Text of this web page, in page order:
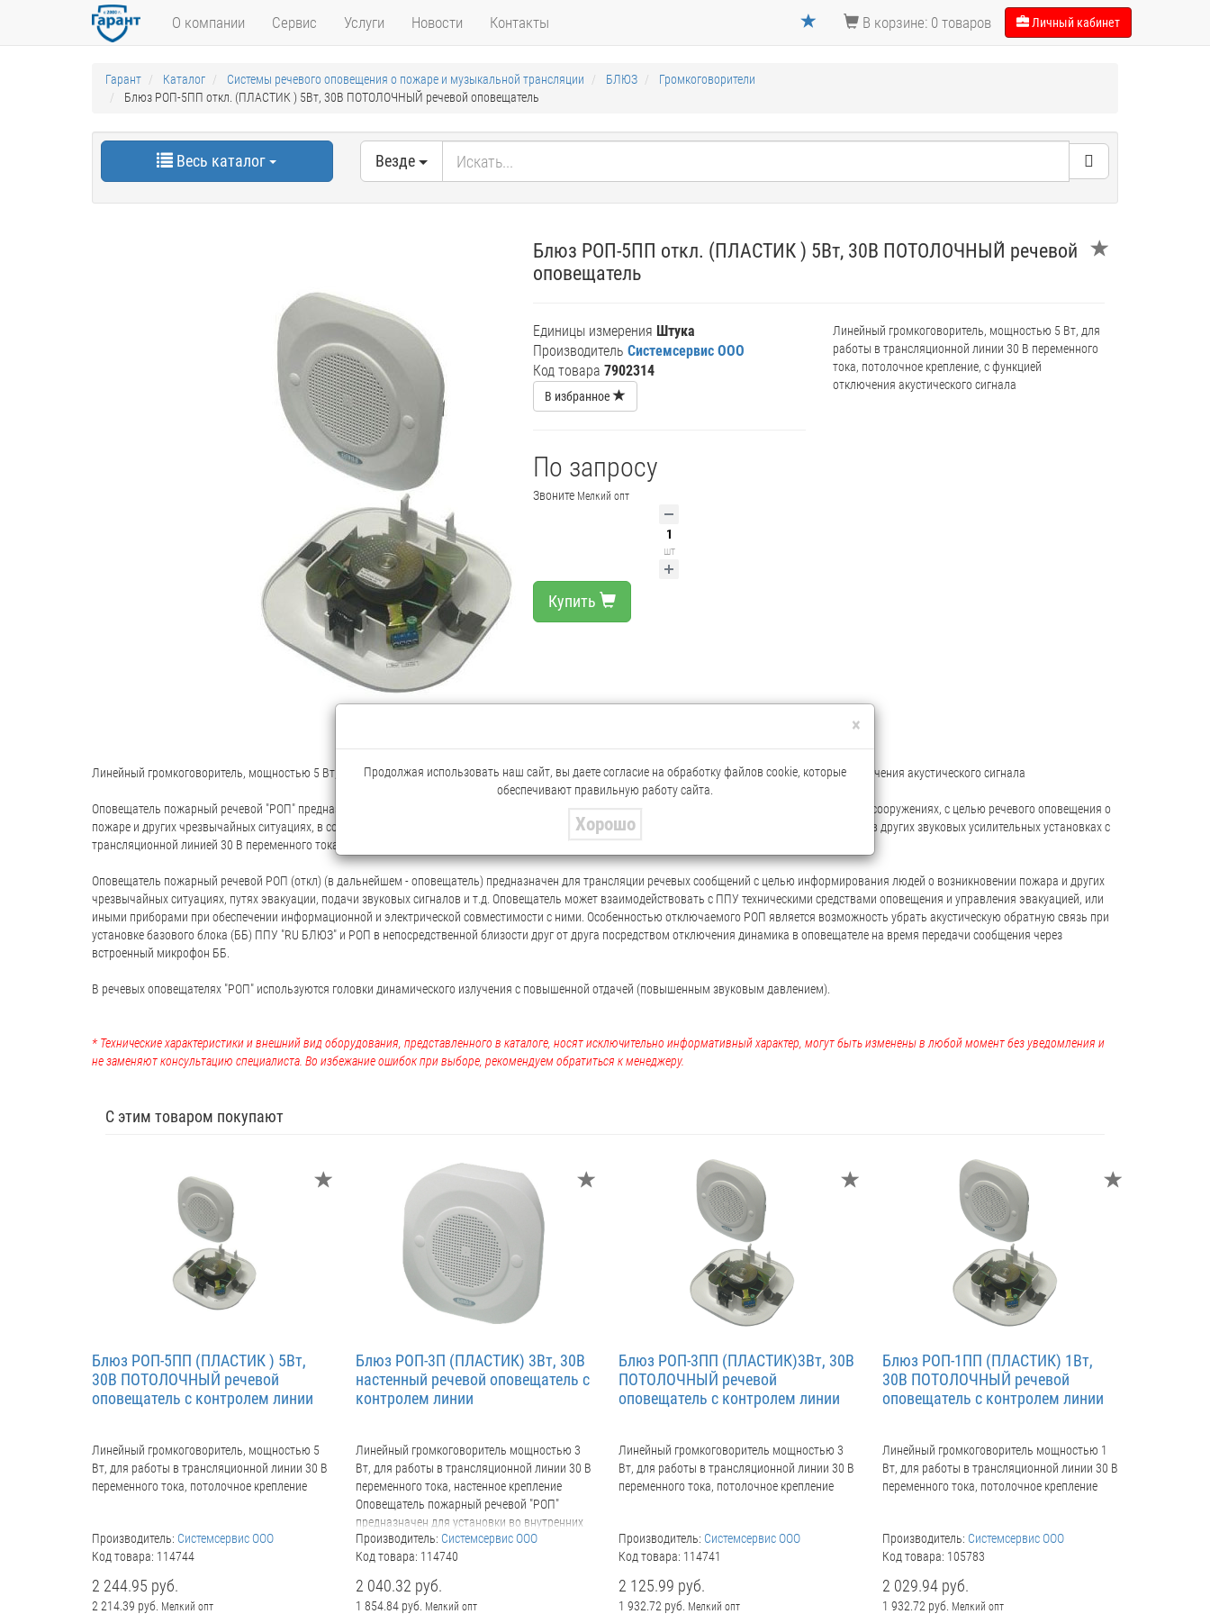
О компании Сервис Услуги Новости Контакты В корзине: 0 товаров Личный кабинет
Гарант Каталог Системы речевого оповещения о пожаре и музыкальной трансляции БЛЮЗ
Громкоговорители
Блюз РОП-5ПП откл. (ПЛАСТИК ) 5Вт, 30В ПОТОЛОЧНЫЙ речевой оповещатель
Весь каталог Везде
Блюз РОП-5ПП откл. (ПЛАСТИК ) 5Вт, 30В ПОТОЛОЧНЫЙ речевой
оповещатель
Единицы измерения Штука
Производитель Системсервис ООО
Код товара 7902314
В избранное
По запросу
Звоните Мелкий опт
шт
Купить
Линейный громкоговоритель, мощностью 5 Вт, для
работы в трансляционной линии 30 В переменного
тока, потолочное крепление, с функцией
отключения акустического сигнала
Линейный громкоговоритель, мощностью 5 Вт, для работы в трансляционной линии 30 В переменного тока, потолочное крепление, с функцией отключения акустического сигнала
Оповещатель пожарный речевой "РОП" предназначен для установки во внутренних помещениях промышленных предприятий, гражданских зданий и сооружениях, с целью речевого оповещения о
пожаре и других чрезвычайных ситуациях, в составе автоматизированной системы оповещения и управления эвакуации пожарной "БЛЮЗ", а так же в других звуковых усилительных установках с
трансляционной линией 30 В переменного тока.
Оповещатель пожарный речевой РОП (откл) (в дальнейшем - оповещатель) предназначен для трансляции речевых сообщений с целью информирования людей о возникновении пожара и других
чрезвычайных ситуациях, путях эвакуации, подачи звуковых сигналов и т.д. Оповещатель может взаимодействовать с ППУ техническими средствами оповещения и управления эвакуацией, или
иными приборами при обеспечении информационной и электрической совместимости с ними. Особенностью отключаемого РОП является возможность убрать акустическую обратную связь при
установке базового блока (ББ) ППУ "RU БЛЮЗ" и РОП в непосредственной близости друг от друга посредством отключения динамика в оповещателе на время передачи сообщения через
встроенный микрофон ББ.
В речевых оповещателях "РОП" используются головки динамического излучения с повышенной отдачей (повышенным звуковым давлением).
* Технические характеристики и внешний вид оборудования, представленного в каталоге, носят исключительно информативный характер, могут быть изменены в любой момент без уведомления и
не заменяют консультацию специалиста. Во избежание ошибок при выборе, рекомендуем обратиться к менеджеру.
С этим товаром покупают
Блюз РОП-5ПП (ПЛАСТИК ) 5Вт,
30В ПОТОЛОЧНЫЙ речевой
оповещатель с контролем линии
Линейный громкоговоритель, мощностью 5
Вт, для работы в трансляционной линии 30 В
переменного тока, потолочное крепление
Производитель: Системсервис ООО
Код товара: 114744
2 244.95 руб.
2 214.39 руб. Мелкий опт
Блюз РОП-3П (ПЛАСТИК) 3Вт, 30В
настенный речевой оповещатель с
контролем линии
Линейный громкоговоритель мощностью 3
Вт, для работы в трансляционной линии 30 В
переменного тока, настенное крепление
Оповещатель пожарный речевой "РОП"
предназначен для установки во внутренних
помещениях промышленных предприятий,
гражданских зданий и сооружениях, с целью
речевого оповещения о пожаре и других
чрезвычайных ситуациях, в составе
Производитель: Системсервис ООО
Код товара: 114740
2 040.32 руб.
1 854.84 руб. Мелкий опт
Блюз РОП-3ПП (ПЛАСТИК)3Вт, 30В
ПОТОЛОЧНЫЙ речевой
оповещатель с контролем линии
Линейный громкоговоритель мощностью 3
Вт, для работы в трансляционной линии 30 В
переменного тока, потолочное крепление
Производитель: Системсервис ООО
Код товара: 114741
2 125.99 руб.
1 932.72 руб. Мелкий опт
Блюз РОП-1ПП (ПЛАСТИК) 1Вт,
30В ПОТОЛОЧНЫЙ речевой
оповещатель с контролем линии
Линейный громкоговоритель мощностью 1
Вт, для работы в трансляционной линии 30 В
переменного тока, потолочное крепление
Производитель: Системсервис ООО
Код товара: 105783
2 029.94 руб.
1 932.72 руб. Мелкий опт
×
Продолжая использовать наш сайт, вы даете согласие на обработку файлов cookie, которые
обеспечивают правильную работу сайта.
Хорошо